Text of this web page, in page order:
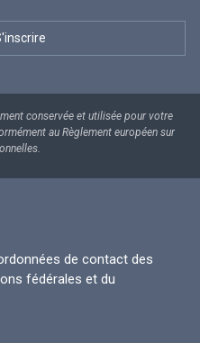
conservée et utilisée pour votre
au Règlement européen sur
de contact des
fédérales et du